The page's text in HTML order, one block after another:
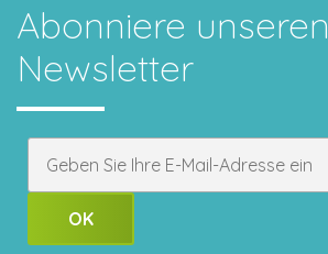
Abonniere unseren
Newsletter